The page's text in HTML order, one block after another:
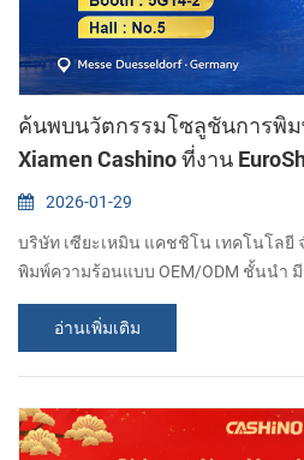
ค้นพบนวัตกรรมโซลูชันการพิ
Xiamen Cashino ที่งาน
2026-01-29
บริษัท เซียะเหมิน แคชชิโน เทคโนโลยี
พิมพ์ความร้อนแบบ OEM/ODM ชั้นนำ
เข้าร่วมงาน EuroShop 2026 ระหว่าง
ทุกท่านมาร่วมงานกับเราที่ Messe
ฮาร์ดแวร์สำหรับธุรกิจค้าปลีก ร่วมมือกั
ปลีกจากทั่วโลกมาไว้ในงานสำคัญระด...
อ่านเพิ่มเติม